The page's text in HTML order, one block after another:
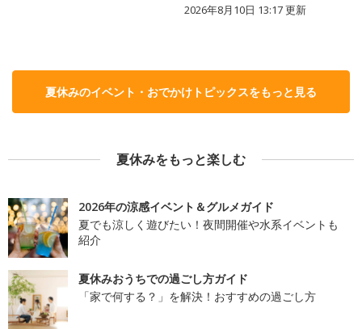
2026年8月10日 13:17更新
夏休みのイベント・おでかけトピックスをもっと見る
夏休みをもっと楽しむ
2026年の涼感イベント＆グルメガイド
夏でも涼しく遊びたい！夜間開催や水系イベントも
紹介
夏休みおうちでの過ごし方ガイド
「家で何する？」を解決！おすすめの過ごし方